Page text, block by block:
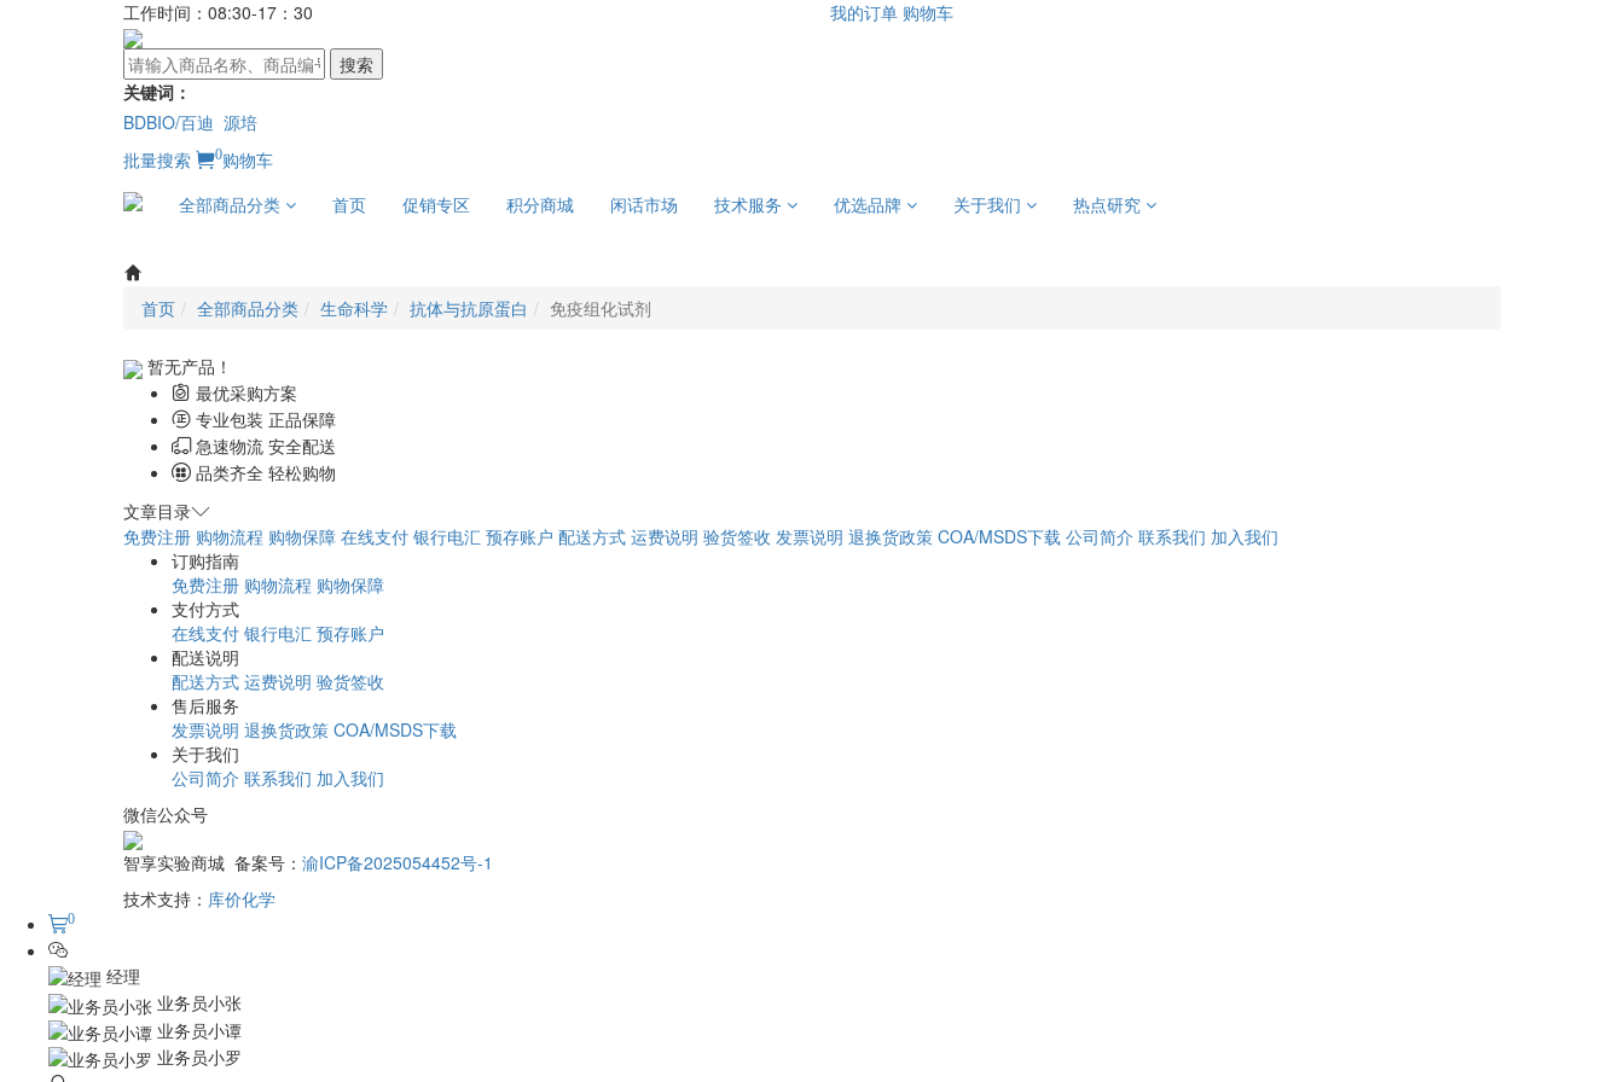
工作时间：08:30-17：30 我的订单 购物车
搜索
关键词：
BDBIO/百迪 源培
批量搜索
0购物车
全部商品分类
首页 促销专区 积分商城 闲话市场 技术服务 优选品牌 关于我们 热点研究
首页 全部商品分类 生命科学 抗体与抗原蛋白 免疫组化试剂
暂无产品！
最优采购方案
专业包装 正品保障
急速物流 安全配送
品类齐全 轻松购物
文章目录
免费注册 购物流程 购物保障 在线支付 银行电汇 预存账户 配送方式 运费说明 验货签收 发票说明 退换货政策 COA/MSDS下载 公司简介 联系我们 加入我们
订购指南
免费注册 购物流程 购物保障
支付方式
在线支付 银行电汇 预存账户
配送说明
配送方式 运费说明 验货签收
售后服务
发票说明 退换货政策 COA/MSDS下载
关于我们
公司简介 联系我们 加入我们
微信公众号
智享实验商城 备案号： 渝ICP备2025054452号-1
技术支持： 库价化学
0
经理
业务员小张
业务员小谭
业务员小罗